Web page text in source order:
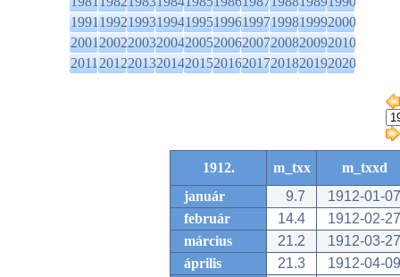
1991199219931994199519961997199819992000
2001200220032004200520062007200820092010
2011201220132014201520162017201820192020
1912. m_txx
m_txxd
január
9.7
1912-01-07
február
14.4
1912-02-27
március
21.2
1912-03-27
április
21.3
1912-04-09